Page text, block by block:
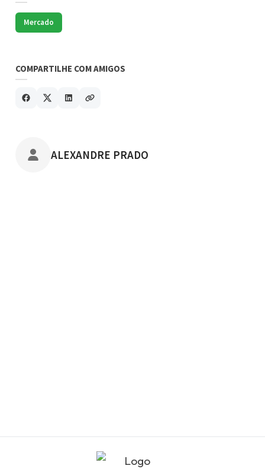
Mercado
COMPARTILHE COM AMIGOS
POSTADO POR
ALEXANDRE PRADO